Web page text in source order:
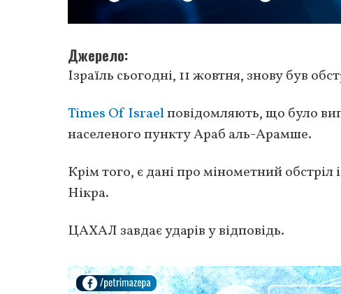
Джерело
Ізраїль сьогодні, 11 жовтня, знову був
Times Of Israelповідомляють, що було
населеного пункту Араб аль-Арамше.
Крім того, є дані про мінометний
Нікра.
ЦАХАЛ завдає ударів у відповідь.